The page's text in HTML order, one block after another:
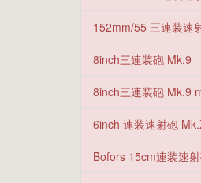
152mm/55 三連装速
8inch三連装砲 Mk.9
8inch三連装砲 Mk.9
6inch 連装速射砲
Bofors 15cm連装速